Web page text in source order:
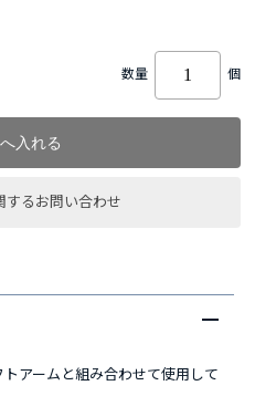
数量 個
するお問い合わせ
アームと組み合わせて使用して